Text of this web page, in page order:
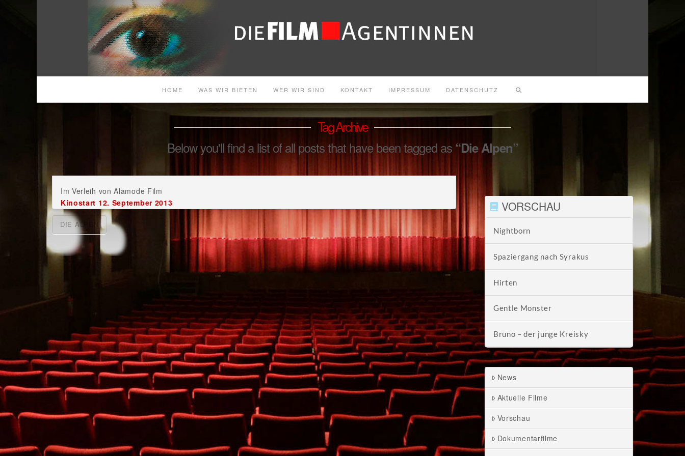
HOME WAS WIR BIETEN WER WIR SIND KONTAKT IMPRESSUM DATENSCHUTZ
Tag Archive
Below you'll find a list of all posts that have been tagged as “Die Alpen”
Im Verleih von Alamode Film
Kinostart 12. September 2013
DIE ALPEN
VORSCHAU
Nightborn
Spaziergang nach Syrakus
Hirten
Gentle Monster
Bruno – der junge Kreisky
News
Aktuelle Filme
Vorschau
Dokumentarfilme